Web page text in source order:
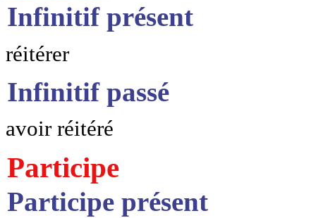
Infinitif présent
réitérer
Infinitif passé
avoir réitéré
Participe
Participe présent